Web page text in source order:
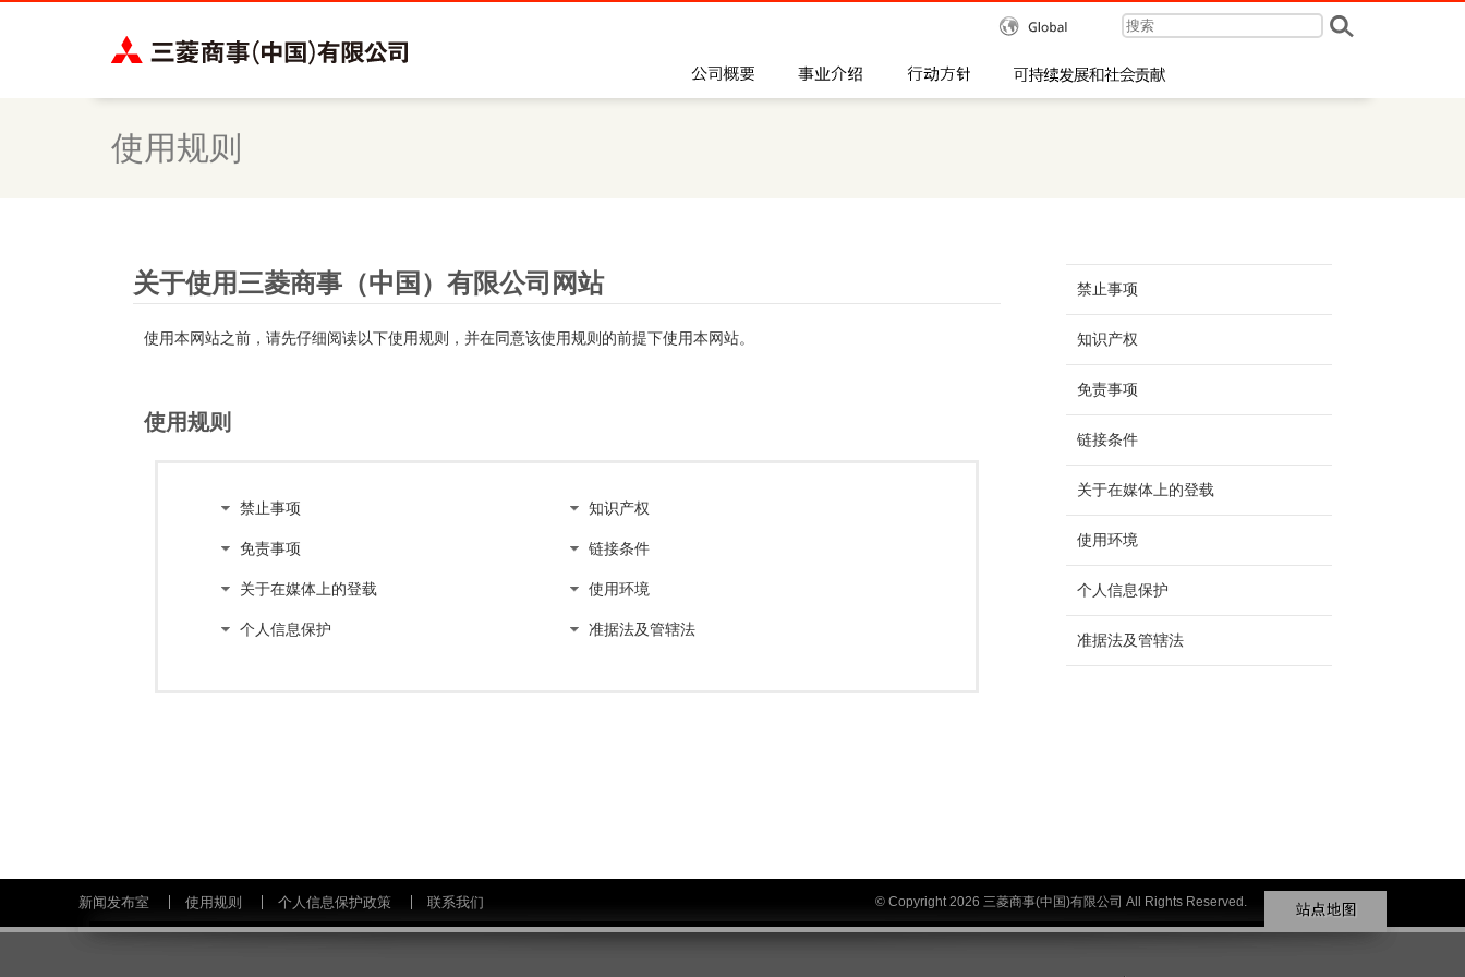
公司概要 事业介绍 行动方针
使用规则
关于使用三菱商事（中国）有限公司网站
使用本网站之前，请先仔细阅读以下使用规则，并在同意该使用规则的前提下使用本网站。
使用规则
禁止事项 知识产权
免责事项 链接条件
关于在媒体上的登载 使用环境
个人信息保护 准据法及管辖法
禁止事项
知识产权
免责事项
链接条件
关于在媒体上的登载
使用环境
个人信息保护
准据法及管辖法
新闻发布室 使用规则 个人信息保护政策 联系我们 © Copyright 2026 三菱商事(中国)有限公司 All Rights Reserved.